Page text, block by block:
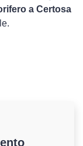
a Certosa